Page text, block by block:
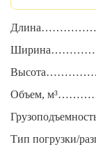
Объем,
Тип погрузки/